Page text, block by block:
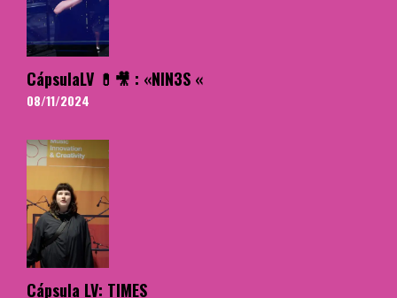
CápsulaLV 💊🎥 : «NIN3S «
08/11/2024
Cápsula LV: TIMES